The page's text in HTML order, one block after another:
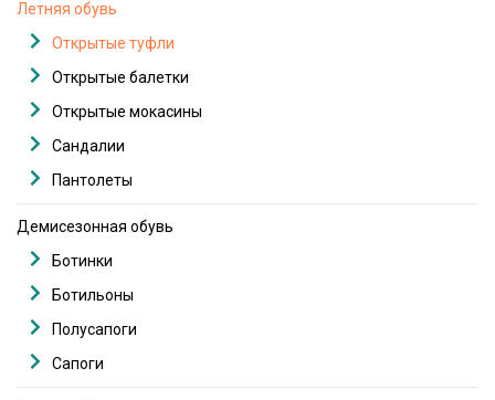
Летняя обувь
Открытые туфли
Открытые балетки
Открытые мокасины
Сандалии
Пантолеты
Демисезонная обувь
Ботинки
Ботильоны
Полусапоги
Сапоги